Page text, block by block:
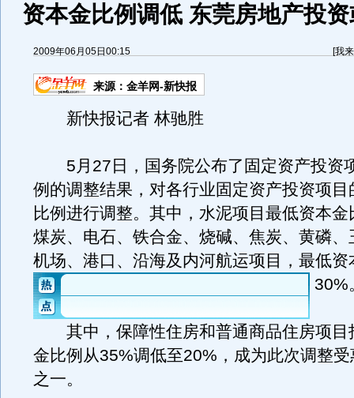
资本金比例调低 东莞房地产投
2009年06月05日00:15 [我
来源： 金羊网-新快报
新快报记者 林驰胜
5月27日，国务院公布了固定资产投资
例的调整结果，对各行业固定资产投资项目
比例进行调整。其中，水泥项目最低资本
煤炭、电石、铁合金、烧碱、焦炭、黄磷、
机场、港口、沿海及内河航运项目，最低资
30%
其中，保障性住房和普通商品住房项目
金比例从35%调低至20%，成为此次调整
之一。